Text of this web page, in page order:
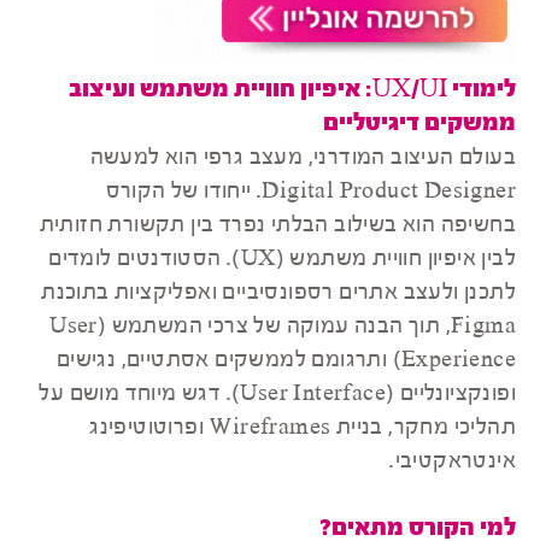
לימודי UX/UI: איפיון חוויית משתמש ועיצוב
ממשקים דיגיטליים
בעולם העיצוב המודרני, מעצב גרפי הוא למעשה
Digital Product Designer. ייחודו של הקורס
בחשיפה הוא בשילוב הבלתי נפרד בין תקשורת חזותית
לבין איפיון חוויית משתמש (UX). הסטודנטים לומדים
לתכנן ולעצב אתרים רספונסיביים ואפליקציות בתוכנת
Figma, תוך הבנה עמוקה של צרכי המשתמש (User
Experience) ותרגומם לממשקים אסתטיים, נגישים
ופונקציונליים (User Interface). דגש מיוחד מושם על
תהליכי מחקר, בניית Wireframes ופרוטוטיפינג
אינטראקטיבי.
למי הקורס מתאים?